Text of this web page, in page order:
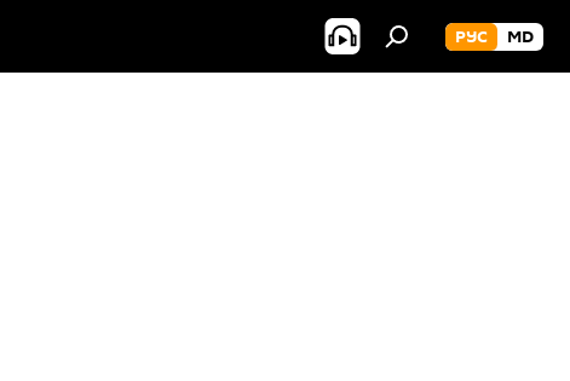
РУС MD